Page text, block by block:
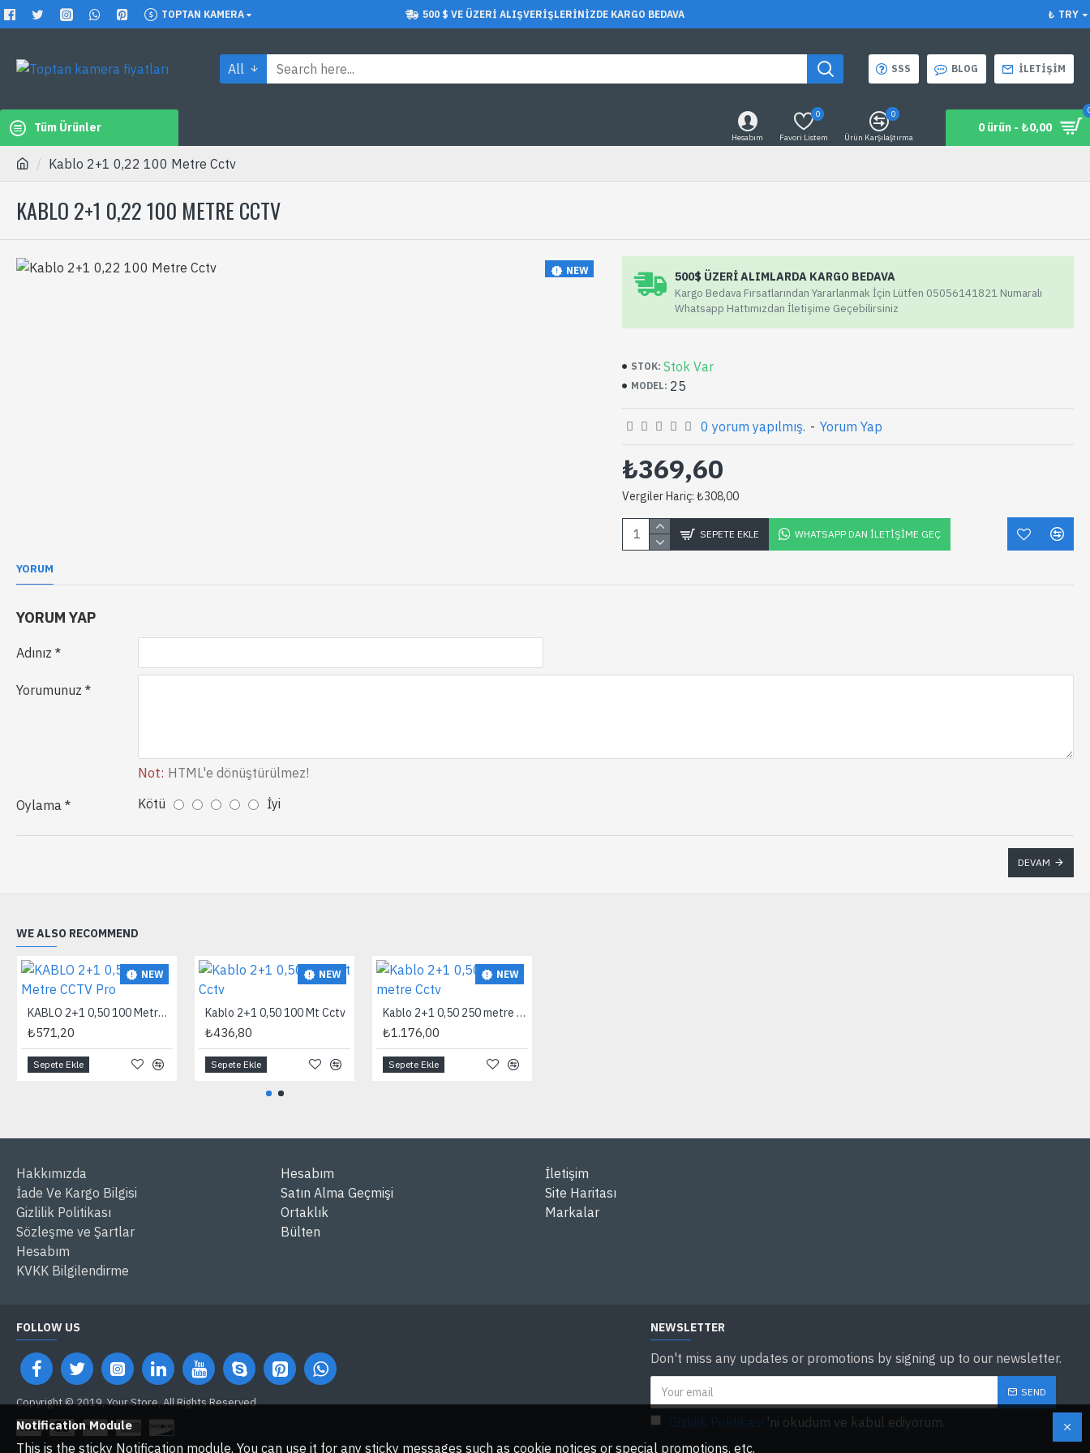
TOPTAN KAMERA 500 $ VE ÜZERI ALIŞVERIŞLERINIZDE KARGO BEDAVA ₺ TRY
All SSS BLOG İLETIŞIM
Tüm Ürünler
Hesabım Favori Listem
0
Ürün Karşılaştırma
0
0 ürün - ₺0,00
Kablo 2+1 0,22 100 Metre Cctv
KABLO 2+1 0,22 100 METRE CCTV
NEW 500$ ÜZERI ALIMLARDA KARGO BEDAVA
Kargo Bedava Fırsatlarından Yararlanmak İçin Lütfen 05056141821 Numaralı
Whatsapp Hattımızdan İletişime Geçebilirsiniz
STOK: Stok Var
MODEL: 25
0 yorum yapılmış. - Yorum Yap
₺369,60
Vergiler Hariç: ₺308,00
SEPETE EKLE WHATSAPP DAN İLETIŞIME GEÇ
YORUM
YORUM YAP
Adınız
Yorumunuz
Not: HTML'e dönüştürülmez!
Oylama
Kötü İyi
DEVAM
WE ALSO RECOMMEND
NEW
KABLO 2+1 0,50 100 Metre CCTV Pro
₺571,20
Sepete Ekle
NEW
Kablo 2+1 0,50 100 Mt Cctv
₺436,80
Sepete Ekle
NEW
Kablo 2+1 0,50 250 metre Cctv
₺1.176,00
Sepete Ekle
Hakkımızda
İade Ve Kargo Bilgisi
Gizlilik Politikası
Sözleşme ve Şartlar
Hesabım
KVKK Bilgilendirme
Hesabım
Satın Alma Geçmişi
Ortaklık
Bülten
İletişim
Site Haritası
Markalar
FOLLOW US
Copyright © 2019, Your Store, All Rights Reserved
NEWSLETTER
Don't miss any updates or promotions by signing up to our newsletter.
SEND
Gizlilik Politikası 'ni okudum ve kabul ediyorum.
Notification Module
This is the sticky Notification module. You can use it for any sticky messages such as cookie notices or special promotions, etc.